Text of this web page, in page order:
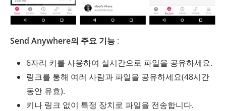
Send Anywhere의 주요 기능 :
6자리 키를 사용하여 실시간으로 파일을 공유하세요.
링크를 통해 여러 사람과 파일을 공유하세요(48시간
동안 유효).
키나 링크 없이 특정 장치로 파일을 전송합니다.